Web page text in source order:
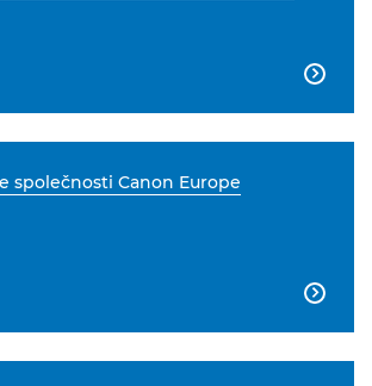

společnosti Canon Europe
